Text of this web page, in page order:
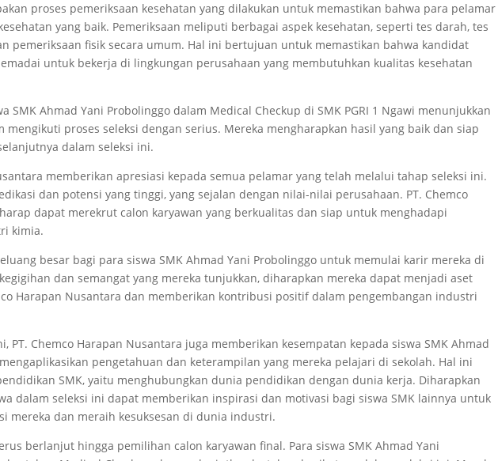
proses pemeriksaan kesehatan yang dilakukan untuk memastikan bahwa para pelamar
yang baik. Pemeriksaan meliputi berbagai aspek kesehatan, seperti tes darah, tes
pemeriksaan fisik secara umum. Hal ini bertujuan untuk memastikan bahwa kandidat
untuk bekerja di lingkungan perusahaan yang membutuhkan kualitas kesehatan
SMK Ahmad Yani Probolinggo dalam Medical Checkup di SMK PGRI 1 Ngawi menunjukkan
mengikuti proses seleksi dengan serius. Mereka mengharapkan hasil yang baik dan siap
dalam seleksi ini.
memberikan apresiasi kepada semua pelamar yang telah melalui tahap seleksi ini.
dan potensi yang tinggi, yang sejalan dengan nilai-nilai perusahaan. PT. Chemco
dapat merekrut calon karyawan yang berkualitas dan siap untuk menghadapi
kimia.
besar bagi para siswa SMK Ahmad Yani Probolinggo untuk memulai karir mereka di
dan semangat yang mereka tunjukkan, diharapkan mereka dapat menjadi aset
Harapan Nusantara dan memberikan kontribusi positif dalam pengembangan industri
PT. Chemco Harapan Nusantara juga memberikan kesempatan kepada siswa SMK Ahmad
pengetahuan dan keterampilan yang mereka pelajari di sekolah. Hal ini
SMK, yaitu menghubungkan dunia pendidikan dengan dunia kerja. Diharapkan
dalam seleksi ini dapat memberikan inspirasi dan motivasi bagi siswa SMK lainnya untuk
mereka dan meraih kesuksesan di dunia industri.
berlanjut hingga pemilihan calon karyawan final. Para siswa SMK Ahmad Yani